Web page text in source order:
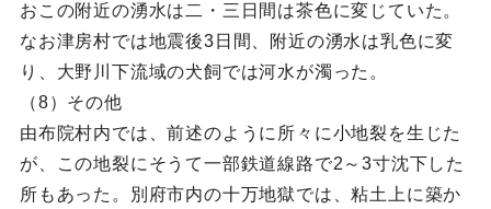
おこの附近の湧水は二・三日間は茶色に変じていた。
なお津房村では地震後3日間、附近の湧水は乳色に変
り、大野川下流域の犬飼では河水が濁った。
（8）その他
由布院村内では、前述のように所々に小地裂を生じた
が、この地裂にそうて一部鉄道線路で2～3寸沈下した
所もあった。別府市内の十万地獄では、粘土上に築か